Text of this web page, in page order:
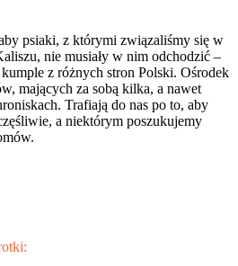
psiaki, z którymi związaliśmy się w
nie musiały w nim odchodzić –
z różnych stron Polski. Ośrodek
mających za sobą kilka, a nawet
Trafiają do nas po to, aby
a niektórym poszukujemy